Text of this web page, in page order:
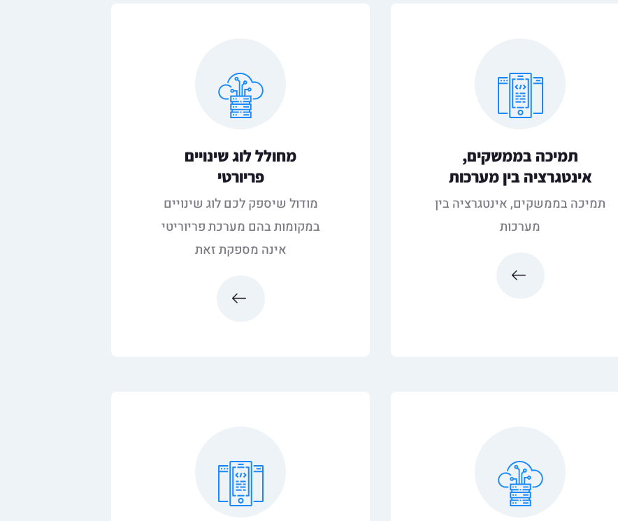
תמיכה בממשקים,
אינטגרציה בין מערכות
תמיכה בממשקים, אינטגרציה בין
מערכות
מחולל לוג שינויים
פריורטי
מודול שיספק לכם לוג שינויים
במקומות בהם מערכת פריוריטי
אינה מספקת זאת